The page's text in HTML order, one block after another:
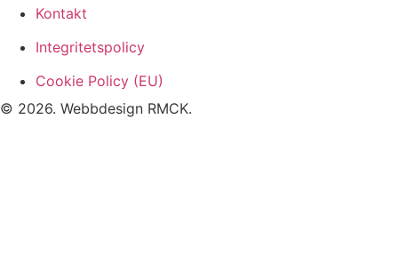
Kontakt
Integritetspolicy
Cookie Policy (EU)
© 2026. Webbdesign RMCK.